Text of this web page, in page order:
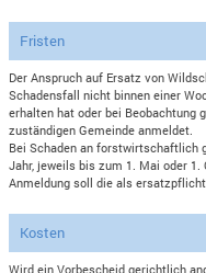
Fristen
Der Anspruch auf Ersatz von
Schadensfall nicht binnen einer
erhalten hat oder bei Beobachtung
zuständigen Gemeinde anmeldet.
Bei Schaden an forstwirtschaftlich
Jahr, jeweils bis zum 1. Mai oder
Anmeldung soll die als
Kosten
Wird ein Vorbescheid gerichtlich